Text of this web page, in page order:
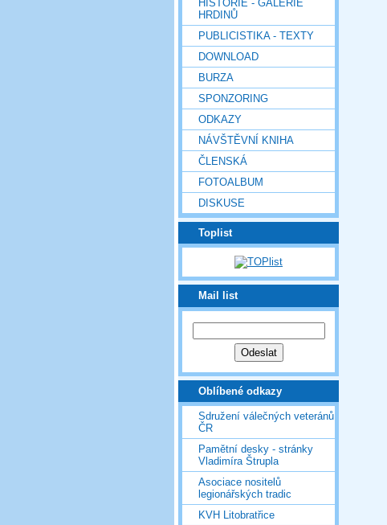
HISTORIE - GALERIE
HRDINŮ
PUBLICISTIKA - TEXTY
DOWNLOAD
BURZA
SPONZORING
ODKAZY
NÁVŠTĚVNÍ KNIHA
ČLENSKÁ
FOTOALBUM
DISKUSE
Toplist
Mail list
Oblíbené odkazy
Sdružení válečných veteránů
ČR
Pamětní desky - stránky
Vladimíra Štrupla
Asociace nositelů
legionářských tradic
KVH Litobratřice